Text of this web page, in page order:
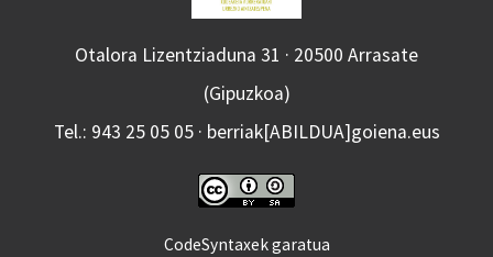
Otalora Lizentziaduna 31 · 20500 Arrasate
(Gipuzkoa)
Tel.: 943 25 05 05 · berriak[ABILDUA]goiena.eus
CodeSyntaxek garatua